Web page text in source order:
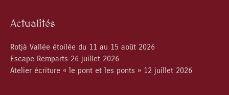
Actualités
Rotjà Vallée étoilée du 11 au 15 août 2026
Escape Remparts 26 juillet 2026
Atelier écriture « le pont et les ponts » 12 juillet 2026